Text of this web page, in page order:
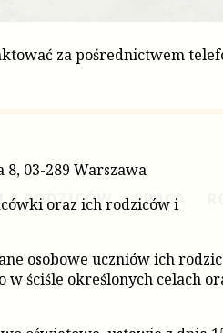
RODZICÓW PRACA
za pośrednictwem
03-289 Warszawa
oraz ich rodziców i
osobowe uczniów ich
ściśle określonych celach